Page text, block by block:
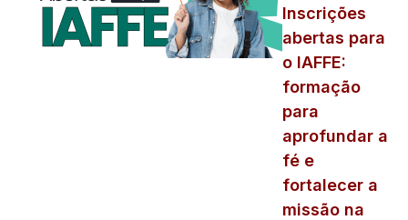
Inscrições
abertas para
o IAFFE:
formação
para
aprofundar a
fé e
fortalecer a
missão na